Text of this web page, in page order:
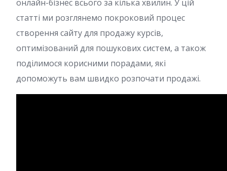
онлайн-бізнес всього за кілька хвилин. У цій
статті ми розглянемо покроковий процес
створення сайту для продажу курсів,
оптимізований для пошукових систем, а також
поділимося корисними порадами, які
допоможуть вам швидко розпочати продажі.